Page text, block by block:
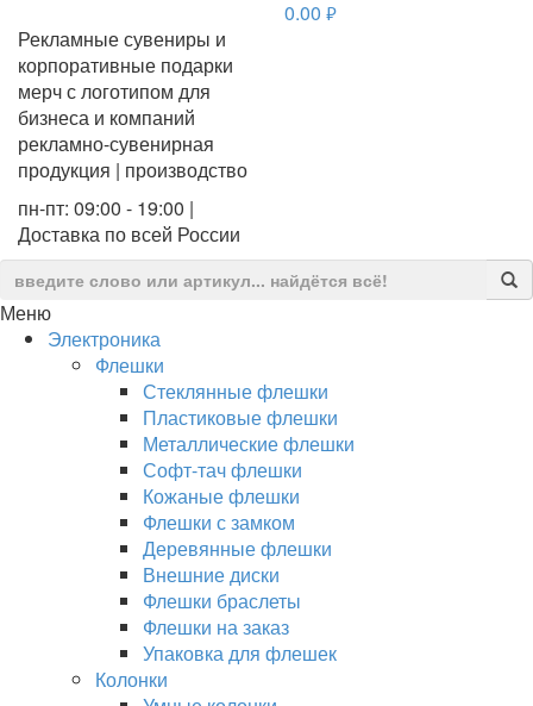
Рекламные сувениры и
корпоративные подарки
мерч с логотипом для
бизнеса и компаний
рекламно-сувенирная
продукция | производство
пн-пт: 09:00 - 19:00 |
Доставка по всей России
0.00 руб.
Меню
Электроника
Флешки
Стеклянные флешки
Пластиковые флешки
Металлические флешки
Софт-тач флешки
Кожаные флешки
Флешки с замком
Деревянные флешки
Внешние диски
Флешки браслеты
Флешки на заказ
Упаковка для флешек
Колонки